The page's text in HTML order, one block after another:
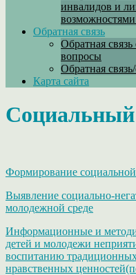
инвалидов и
возможностями
Обратная связь
Обратная
вопросы
Обратная
Карта сайта
Социальный
Формирование
Выявление социально-
молодежной среде
Информационные и
детей и молодежи
воспитанию
нравственных